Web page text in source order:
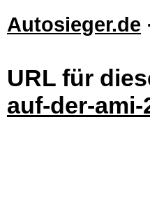
Autosieger.de
URL für
auf-der-